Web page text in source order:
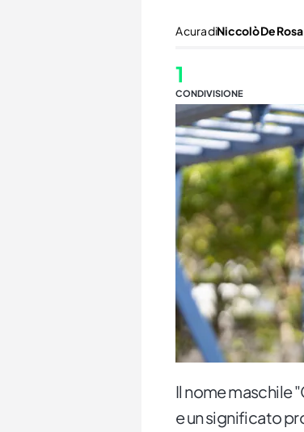
A cura diNiccolò De Rosa
1
CONDIVISIONE
Il nome maschile
e un significato